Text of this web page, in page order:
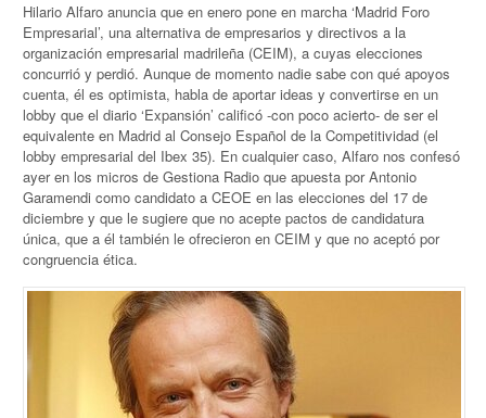
Hilario Alfaro anuncia que en enero pone en marcha ‘Madrid Foro
Empresarial’, una alternativa de empresarios y directivos a la
organización empresarial madrileña (CEIM), a cuyas elecciones
concurrió y perdió. Aunque de momento nadie sabe con qué apoyos
cuenta, él es optimista, habla de aportar ideas y convertirse en un
lobby que el diario ‘Expansión’ calificó -con poco acierto- de ser el
equivalente en Madrid al Consejo Español de la Competitividad (el
lobby empresarial del Ibex 35). En cualquier caso, Alfaro nos confesó
ayer en los micros de Gestiona Radio que apuesta por Antonio
Garamendi como candidato a CEOE en las elecciones del 17 de
diciembre y que le sugiere que no acepte pactos de candidatura
única, que a él también le ofrecieron en CEIM y que no aceptó por
congruencia ética.